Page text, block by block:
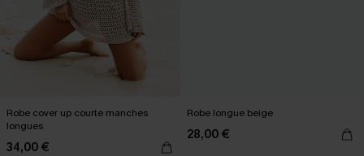
Robe cover up courte manches
longues
34,00 €
Robe longue beige
28,00 €